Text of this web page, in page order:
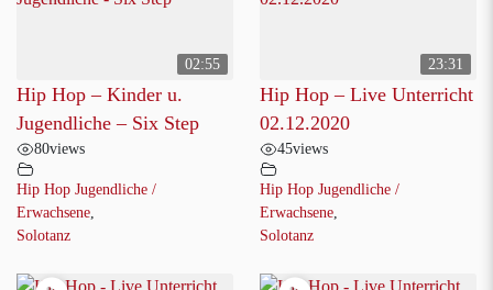
02:55
Hip Hop – Kinder u.
Jugendliche – Six Step
80views
Hip Hop Jugendliche /
Erwachsene,
Solotanz
23:31
Hip Hop – Live Unterricht
02.12.2020
45views
Hip Hop Jugendliche /
Erwachsene,
Solotanz